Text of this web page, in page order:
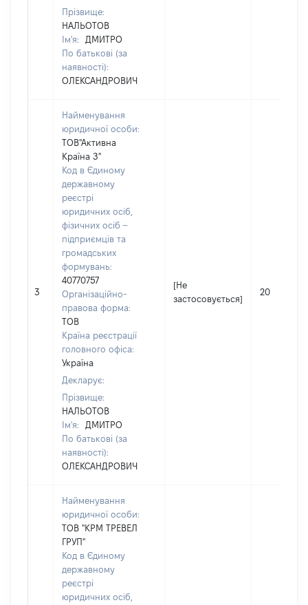
Прізвище:
НАЛЬОТОВ
Ім'я:
ДМИТРО
По батькові (за
наявності):
ОЛЕКСАНДРОВИЧ
3
Найменування
юридичної особи:
ТОВ"Активна
Країна З"
Код в Єдиному
державному
реєстрі
юридичних осіб,
фізичних осіб –
підприємців та
громадських
формувань:
40770757
Організаційно-
правова форма:
ТОВ
Країна реєстрації
головного офіса:
Україна
Декларує:
Прізвище:
НАЛЬОТОВ
Ім'я:
ДМИТРО
По батькові (за
наявності):
ОЛЕКСАНДРОВИЧ
[Не
застосовується]
20
Найменування
юридичної особи:
ТОВ "КРМ ТРЕВЕЛ
ГРУП"
Код в Єдиному
державному
реєстрі
юридичних осіб,